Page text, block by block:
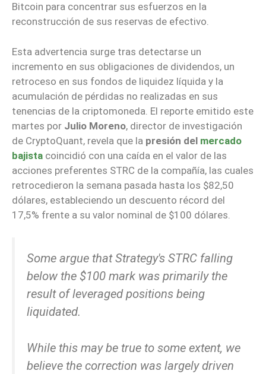
Bitcoin para concentrar sus esfuerzos en la
reconstrucción de sus reservas de efectivo.
Esta advertencia surge tras detectarse un
incremento en sus obligaciones de dividendos, un
retroceso en sus fondos de liquidez líquida y la
acumulación de pérdidas no realizadas en sus
tenencias de la criptomoneda. El reporte emitido este
martes por Julio Moreno, director de investigación
de CryptoQuant, revela que la presión del mercado
bajista coincidió con una caída en el valor de las
acciones preferentes STRC de la compañía, las cuales
retrocedieron la semana pasada hasta los $82,50
dólares, estableciendo un descuento récord del
17,5% frente a su valor nominal de $100 dólares.
Some argue that Strategy's STRC falling
below the $100 mark was primarily the
result of leveraged positions being
liquidated.
While this may be true to some extent, we
believe the correction was largely driven